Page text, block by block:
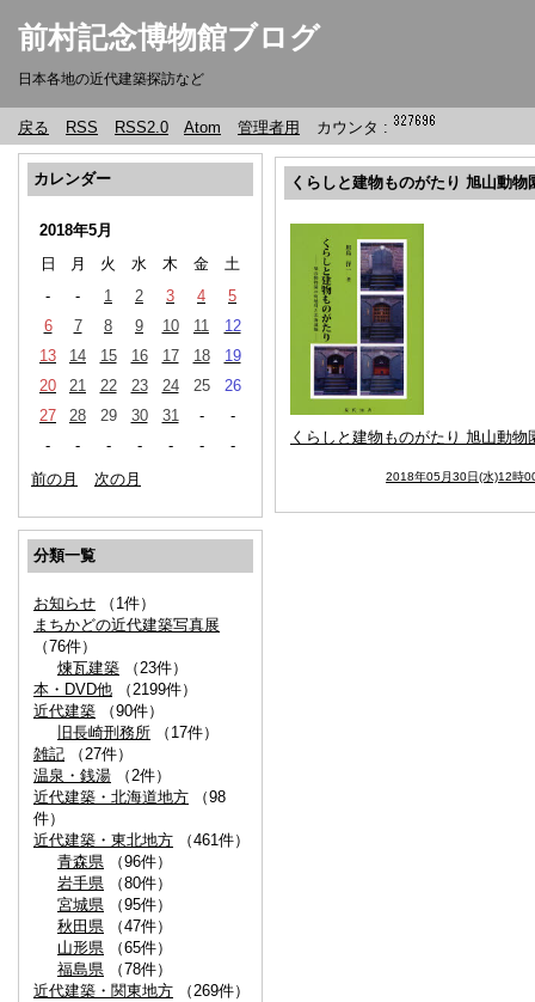
前村記念博物館ブログ
日本各地の近代建築探訪など
戻る RSS RSS2.0 Atom 管理者用 カウンタ :
カレンダー
2018年5月
日
月 火 水 木 金
土
-
- 1 2 3 4
5
6
7 8 9 10 11
12
13
14 15 16 17 18
19
20
21 22 23 24 25
26
27
28 29 30 31 -
-
-
- - - - -
-
前の月
次の月
分類一覧
お知らせ （1件）
まちかどの近代建築写真展
（76件）
煉瓦建築 （23件）
本・DVD他 （2199件）
近代建築 （90件）
旧長崎刑務所 （17件）
雑記 （27件）
温泉・銭湯 （2件）
近代建築・北海道地方 （98
件）
近代建築・東北地方 （461件）
青森県 （96件）
岩手県 （80件）
宮城県 （95件）
秋田県 （47件）
山形県 （65件）
福島県 （78件）
近代建築・関東地方 （269件）
くらしと建物ものがたり 旭山動
くらしと建物ものがたり 旭山動
2018年05月30日(水)12時